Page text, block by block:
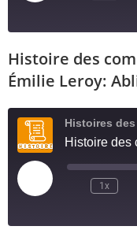
RSS FEED
SHARE
EMBED
Histoire des
Émilie Leroy:
Histoires
1x